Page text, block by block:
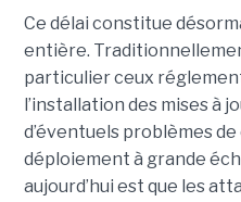
Ce délai constitue
entière.
particulier ceux
l’installation des mises à
d’éventuels problèmes
déploiement à grande
aujourd’hui est que les